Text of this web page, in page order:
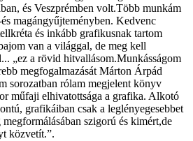
és Veszprémben volt.Több munkám
magángyűjteményben. Kedvenc
és inkább grafikusnak tartom
van a világgal, de meg kell
„ez a rövid hitvallásom.Munkásságom
megfogalmazását Márton Árpád
sorozatban rólam megjelent könyv
műfaji elhivatottsága a grafika. Alkotó
grafikáiban csak a leglényegesebbet
szigorú és kimért,de
közvetít.”.